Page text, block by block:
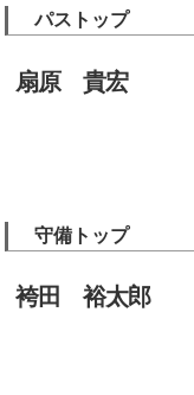
パストップ
扇原 貴宏
守備トップ
袴田 裕太郎